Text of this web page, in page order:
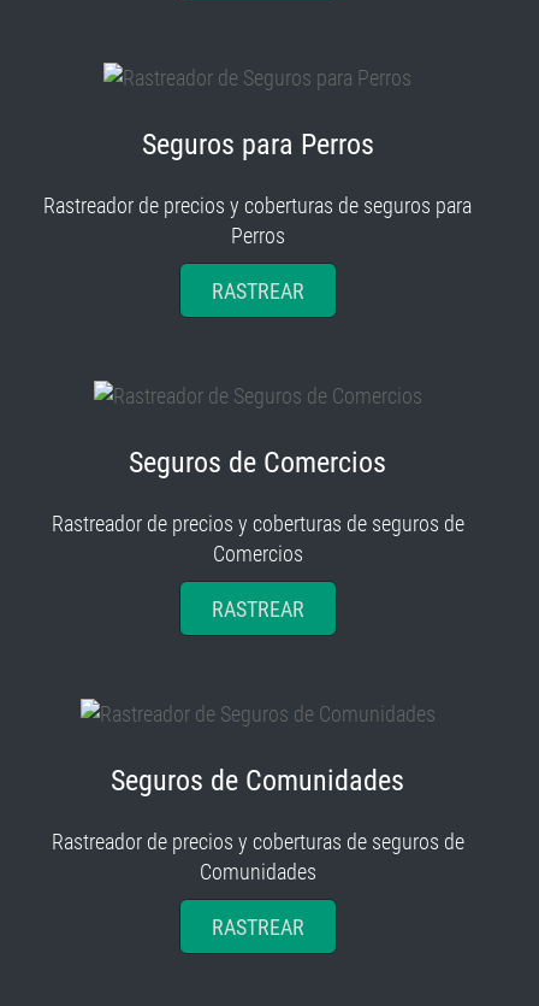
Seguros para Perros
Rastreador de precios y coberturas de seguros para
Perros
RASTREAR
Seguros de Comercios
Rastreador de precios y coberturas de seguros de
Comercios
RASTREAR
Seguros de Comunidades
Rastreador de precios y coberturas de seguros de
Comunidades
RASTREAR